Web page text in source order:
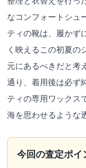
なコンフォートシュ
ティの靴は、履かず
く映えるこの初夏の
元にあるべきだと考
通り、着用後は必ず
ティの専用ワックス
海を思わせるような
今回の査定ポイ